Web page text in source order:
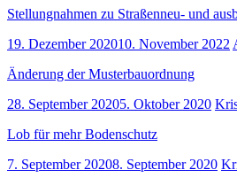
Stellungnahmen zu Straßenneu- und
19. Dezember 202010. November 2022
Änderung der Musterbauordnung
28. September 20205. Oktober 2020
Lob für mehr Bodenschutz
7. September 20208. September 2020